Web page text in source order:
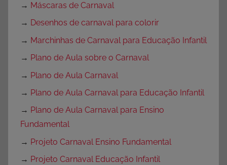
→ Máscaras de Carnaval
→ Desenhos de carnaval para colorir
→ Marchinhas de Carnaval para Educação Infantil
→ Plano de Aula sobre o Carnaval
→ Plano de Aula Carnaval
→ Plano de Aula Carnaval para Educação Infantil
→ Plano de Aula Carnaval para Ensino
Fundamental
→ Projeto Carnaval Ensino Fundamental
→ Projeto Carnaval Educação Infantil